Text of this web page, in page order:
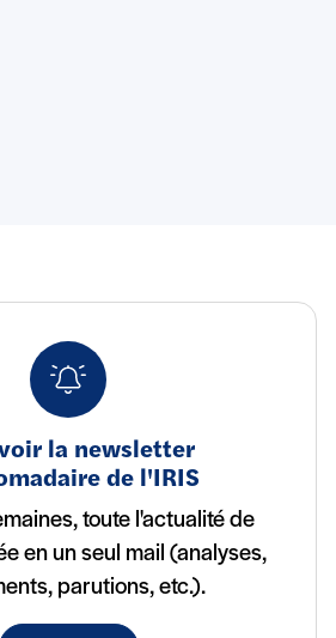
la newsletter
de l'IRIS
toute l'actualité de
en un seul mail (analyses,
parutions, etc.).